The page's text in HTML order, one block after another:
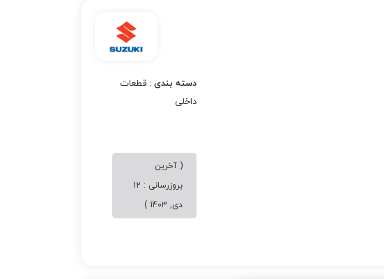
دسته بندی :قطعات
داخلی
( آخرین
بروزرسانی : 12
دی, 1403 )